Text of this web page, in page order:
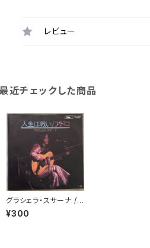
レビュー
最近チェックした商品
グラシェラ・スサーナ /
人生は戦い
¥300